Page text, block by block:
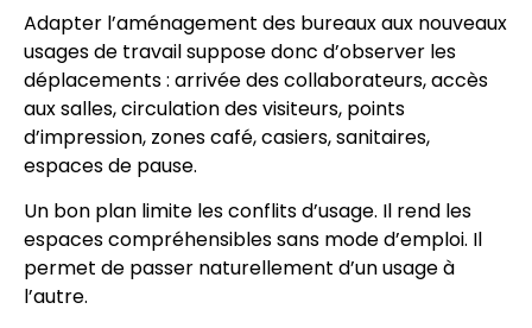
Adapter l’aménagement des bureaux aux nouveaux
usages de travail suppose donc d’observer les
déplacements : arrivée des collaborateurs, accès
aux salles, circulation des visiteurs, points
d’impression, zones café, casiers, sanitaires,
espaces de pause.
Un bon plan limite les conflits d’usage. Il rend les
espaces compréhensibles sans mode d’emploi. Il
permet de passer naturellement d’un usage à
l’autre.